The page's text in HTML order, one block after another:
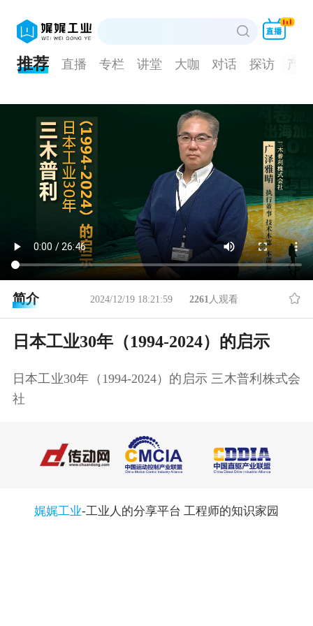
推荐 直播 专栏 讲堂 大咖 对话 探访 产品
简介 2024/12/19 18:21:59 2261 人观看
日本工业30年（1994-2024）的启示
日本工业30年（1994-2024）的启示 三木普利株式会
社 ​
娓娓工业-工业人的分享平台 工程师的知识家园